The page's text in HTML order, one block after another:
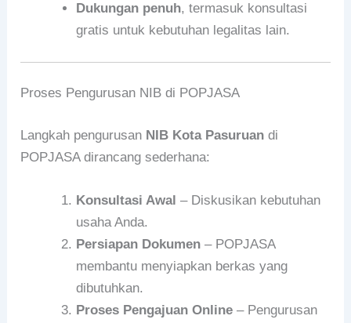
Dukungan penuh, termasuk konsultasi
gratis untuk kebutuhan legalitas lain.
Proses Pengurusan NIB di POPJASA
Langkah pengurusan NIB Kota Pasuruandi
POPJASA dirancang sederhana:
Konsultasi Awal – Diskusikan kebutuhan
usaha Anda.
Persiapan Dokumen – POPJASA
membantu menyiapkan berkas yang
dibutuhkan.
Proses Pengajuan Online – Pengurusan